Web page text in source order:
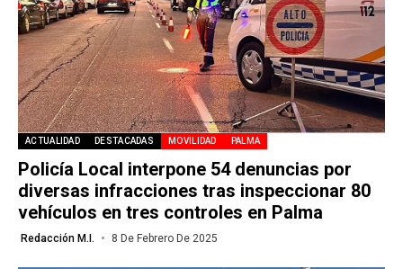
ACTUALIDAD DESTACADAS MOVILIDAD PALMA
Policía Local interpone 54 denuncias por
diversas infracciones tras inspeccionar 80
vehículos en tres controles en Palma
Redacción M.I. 8 De Febrero De 2025